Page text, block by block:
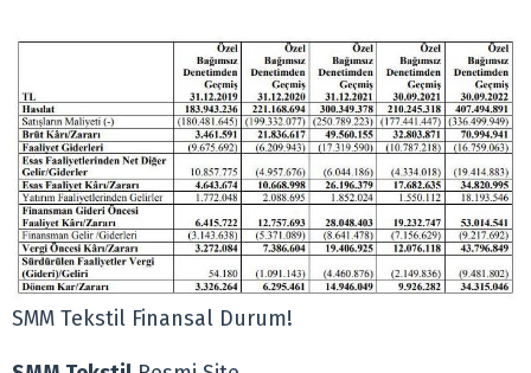
SMM Tekstil Finansal Durum!